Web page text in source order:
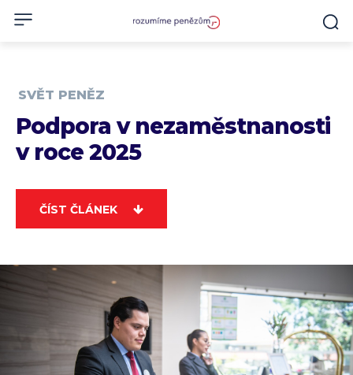
SVĚT PENĚZ
Podpora v nezaměstnanosti
v roce 2025
ČÍST ČLÁNEK